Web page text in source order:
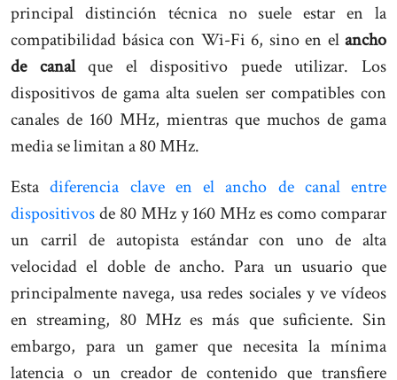
principal distinción técnica no suele estar en la
compatibilidad básica con Wi-Fi 6, sino en el ancho
de canalque el dispositivo puede utilizar. Los
dispositivos de gama alta suelen ser compatibles con
canales de 160 MHz, mientras que muchos de gama
media se limitan a 80 MHz.
Estadiferencia clave en el ancho de canal entre
dispositivosde 80 MHz y 160 MHz es como comparar
un carril de autopista estándar con uno de alta
velocidad el doble de ancho. Para un usuario que
principalmente navega, usa redes sociales y ve vídeos
en streaming, 80 MHz es más que suficiente. Sin
embargo, para un gamer que necesita la mínima
latencia o un creador de contenido que transfiere